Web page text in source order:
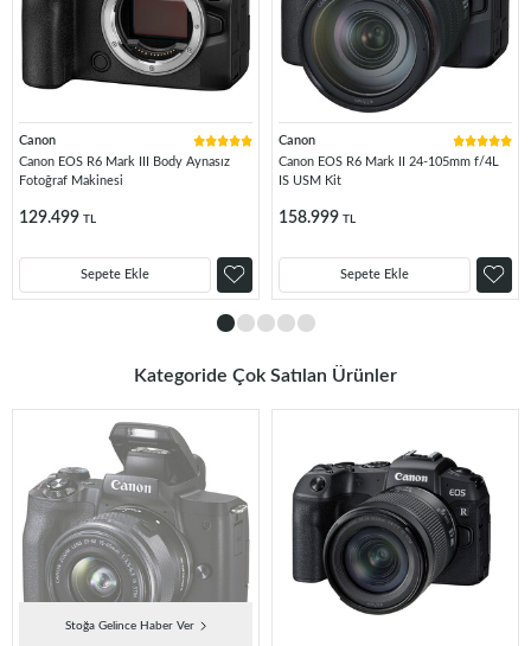
Canon
Canon EOS R6 Mark III Body Aynasız
Fotoğraf Makinesi
129.499 TL
Sepete Ekle
Canon
Canon EOS R6 Mark II 24-105mm f/4L
IS USM Kit
158.999 TL
Sepete Ekle
Kategoride Çok Satılan Ürünler
Stoğa Gelince Haber Ver